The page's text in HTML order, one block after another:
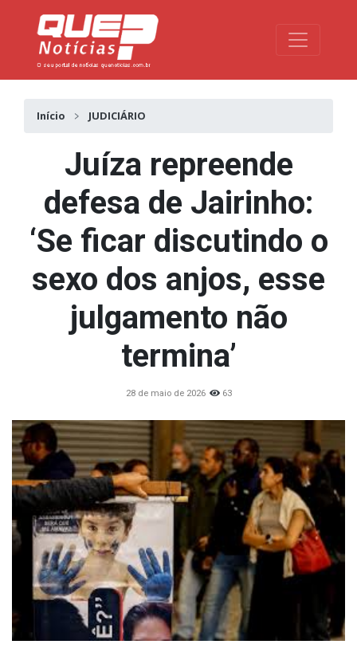
Toggle
Início JUDICIÁRIO
Juíza repreende
defesa de Jairinho:
‘Se ficar discutindo o
sexo dos anjos, esse
julgamento não
termina’
28 de maio de 2026 63